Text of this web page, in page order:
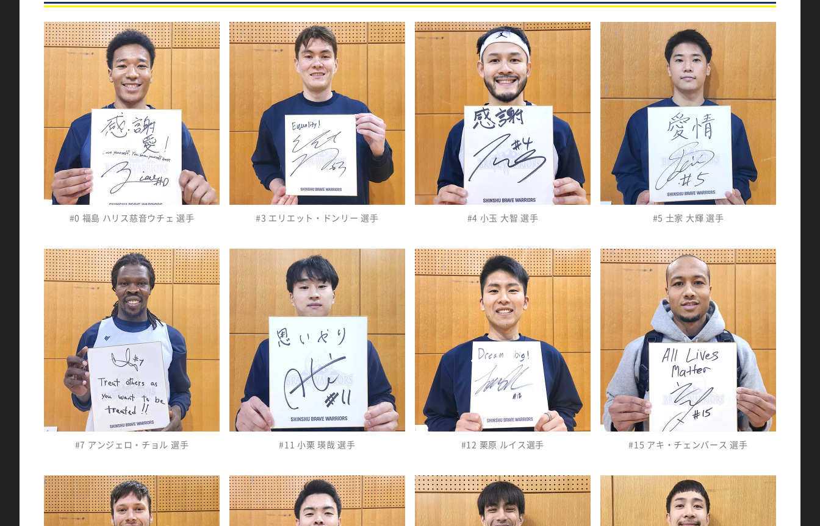
#0 福島 ハリス慈音ウチェ 選手 #3 エリエット・ドンリー 選手 #4 小玉 大智 選手 #5 土家 大輝 選手
#7 アンジェロ・チョル 選手 #11 小栗 瑛哉 選手 #12 栗原 ルイス選手 #15 アキ・チェンバース 選手